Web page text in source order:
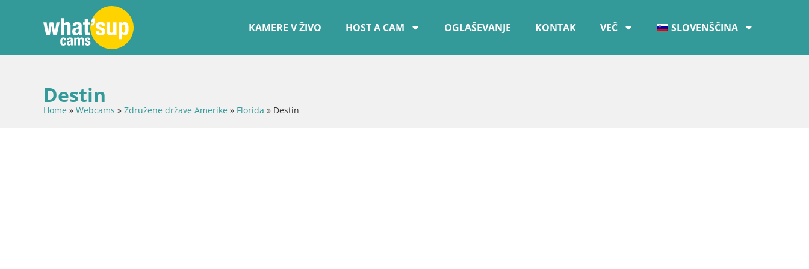
KAMERE V ŽIVO HOST A CAM OGLAŠEVANJE KONTAK VEČ SLOVENŠČINA
Destin
Home » Webcams » Združene države Amerike » Florida » Destin